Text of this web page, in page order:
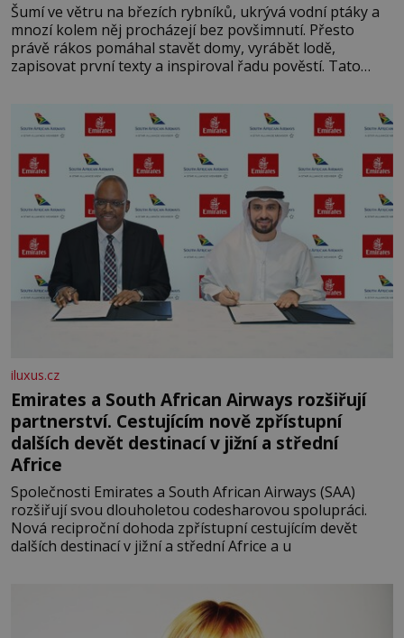
Šumí ve větru na březích rybníků, ukrývá vodní ptáky a
mnozí kolem něj procházejí bez povšimnutí. Přesto
právě rákos pomáhal stavět domy, vyrábět lodě,
zapisovat první texty a inspiroval řadu pověstí. Tato
letního koupání. Stačí se však podívat
iluxus.cz
Emirates a South African Airways rozšiřují
partnerství. Cestujícím nově zpřístupní
dalších devět destinací v jižní a střední
Africe
Společnosti Emirates a South African Airways (SAA)
rozšiřují svou dlouholetou codesharovou spolupráci.
Nová reciproční dohoda zpřístupní cestujícím devět
dalších destinací v jižní a střední Africe a u